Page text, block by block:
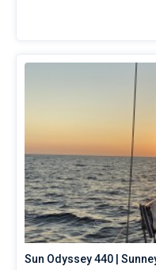
Sun Odyssey 440 |